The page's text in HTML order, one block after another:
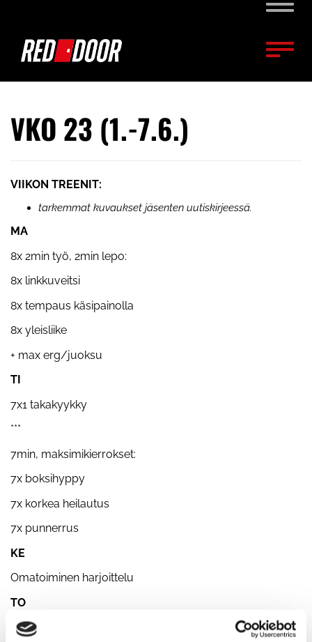
VKO 23 (1.-7.6.)
VIIKON TREENIT:
tarkemmat kuvaukset jäsenten uutiskirjeessä.
MA
8x 2min työ, 2min lepo:
8x linkkuveitsi
8x tempaus käsipainolla
8x yleisliike
+ max erg/juoksu
TI
7x1 takakyykky
***
7min, maksimikierrokset:
7x boksihyppy
7x korkea heilautus
7x punnerrus
KE
Omatoiminen harjoittelu
TO
3x6 leuanveto